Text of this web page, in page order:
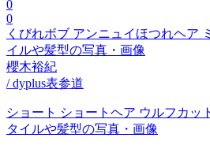
0
0
くびれボブ アンニュイほつれヘア
イルや髪型の写真・画像
櫻木裕紀
/ dyplus表参道
ショート ショートヘア ウルフカッ
タイルや髪型の写真・画像